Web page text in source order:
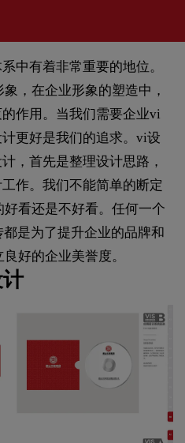
中有着非常重要的地位。
，在企业形象的塑造中，
作用。当我们需要企业vi
更好是我们的追求。vi设
，首先是整理设计思路，
作。我们不能简单的断定
看还是不好看。任何一个
是为了提升企业的品牌和
好的企业美誉度。